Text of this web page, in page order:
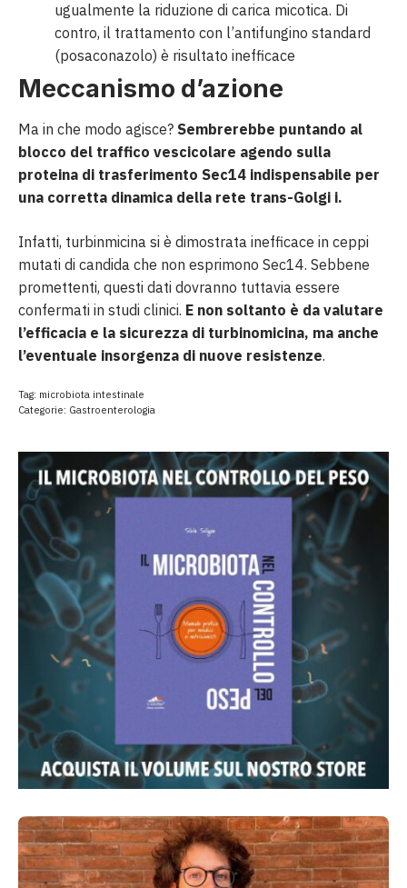
ugualmente la riduzione di carica micotica. Di
contro, il trattamento con l’antifungino standard
(posaconazolo) è risultato inefficace
Meccanismo d’azione
Ma in che modo agisce? Sembrerebbe puntando al
blocco del traffico vescicolare agendo sulla
proteina di trasferimento Sec14 indispensabile per
una corretta dinamica della rete trans-Golgi i.
Infatti, turbinmicina si è dimostrata inefficace in ceppi
mutati di candida che non esprimono Sec14. Sebbene
promettenti, questi dati dovranno tuttavia essere
confermati in studi clinici. E non soltanto è da valutare
l’efficacia e la sicurezza di turbinomicina, ma anche
l’eventuale insorgenza di nuove resistenze.
Tag: microbiota intestinale
Categorie: Gastroenterologia